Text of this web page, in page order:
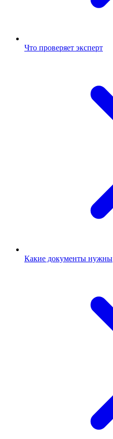
Что проверяет эксперт
Какие документы нужны